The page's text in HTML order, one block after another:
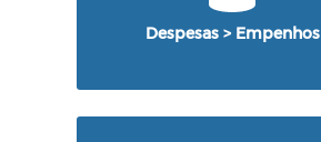
Despesas > Empenhos